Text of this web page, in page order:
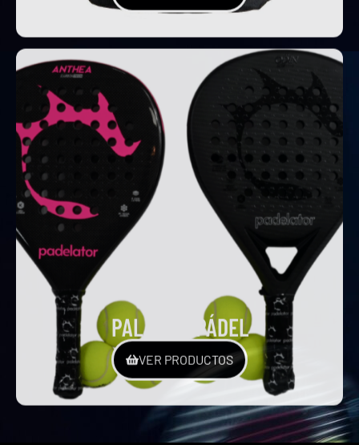
VER PRODUCTOS